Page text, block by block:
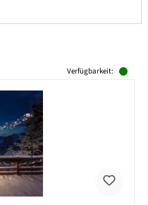
Verfügbarkeit: